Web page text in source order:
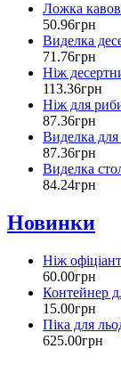
Ложка
50.96грн
Виделка
71 .76грн
Ніж
113.36грн
Ніж для
87.36грн
Виделка для
87.36грн
Виделка
84.24грн
Новинки
Ніж
60.00грн
Контейнер
15.00грн
Піка для
625.00грн